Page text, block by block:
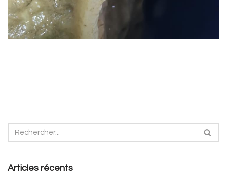
Articles récents